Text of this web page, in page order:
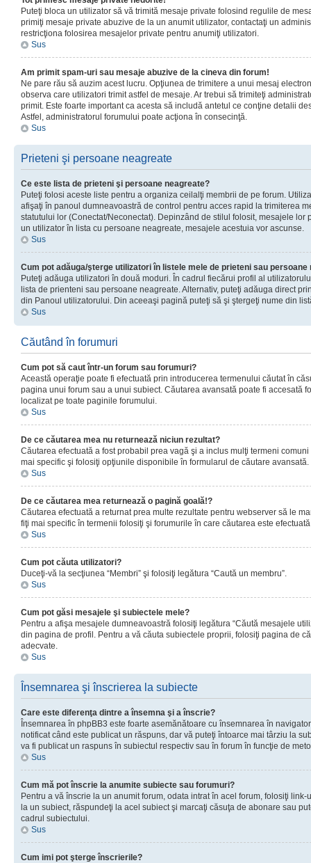
Puteţi bloca un utilizator să vă trimită mesaje private folosind regulile de
primiţi mesaje private abuzive de la un anumit utilizator, contactaţi un
restricţiona folosirea mesajelor private pentru anumiţi utilizatori.
Sus
Am primit spam-uri sau mesaje abuzive de la cineva din forum!
Ne pare rău să auzim acest lucru. Opţiunea de trimitere a unui mesaj
observa care utilizatori trimit astfel de mesaje. Ar trebui să trimiteţi
primit. Este foarte important ca acesta să includă antetul ce conţine detalii
Astfel, administratorul forumului poate acţiona în consecinţă.
Sus
Prieteni şi persoane neagreate
Ce este lista de prieteni şi persoane neagreate?
Puteţi folosi aceste liste pentru a organiza ceilalţi membrii de pe forum.
afişaţi în panoul dumneavoastră de control pentru acces rapid la trimiterea
statutului lor (Conectat/Neconectat). Depinzând de stilul folosit, mesajele lor
un utilizator în lista cu persoane neagreate, mesajele acestuia vor ascunse.
Sus
Cum pot adăuga/şterge utilizatori în listele mele de prieteni sau persoane
Puteţi adăuga utilizatori în două moduri. În cadrul fiecărui profil al
lista de prienteni sau persoane neagreate. Alternativ, puteţi adăuga direct
din Panoul utilizatorului. Din aceeaşi pagină puteţi să şi ştergeţi nume din
Sus
Căutând în forumuri
Cum pot să caut într-un forum sau forumuri?
Această operaţie poate fi efectuată prin introducerea termenului căutat în
pagina unui forum sau a unui subiect. Căutarea avansată poate fi accesată
localizat pe toate paginile forumului.
Sus
De ce căutarea mea nu returnează niciun rezultat?
Căutarea efectuată a fost probabil prea vagă şi a inclus mulţi termeni
mai specific şi folosiţi opţiunile disponibile în formularul de căutare avansată.
Sus
De ce căutarea mea returnează o pagină goală!?
Căutarea efectuată a returnat prea multe rezultate pentru webserver să le
fiţi mai specific în termenii folosiţi şi forumurile în care căutarea este
Sus
Cum pot căuta utilizatori?
Duceţi-vă la secţiunea “Membri” şi folosiţi legătura “Caută un membru”.
Sus
Cum pot găsi mesajele şi subiectele mele?
Pentru a afişa mesajele dumneavoastră folosiţi legătura “Căută mesajele
din pagina de profil. Pentru a vă căuta subiectele proprii, folosiţi pagina de
adecvate.
Sus
Însemnarea şi înscrierea la subiecte
Care este diferenţa dintre a însemna şi a înscrie?
Însemnarea în phpBB3 este foarte asemănătoare cu însemnarea în
notificat când este publicat un răspuns, dar vă puteţi întoarce mai târziu la
va fi publicat un raspuns în subiectul respectiv sau în forum în funcţie de
Sus
Cum mă pot înscrie la anumite subiecte sau forumuri?
Pentru a vă înscrie la un anumit forum, odata intrat în acel forum, folosiţi
la un subiect, răspundeţi la acel subiect şi marcaţi căsuţa de abonare sau
cadrul subiectului.
Sus
Cum imi pot şterge înscrierile?